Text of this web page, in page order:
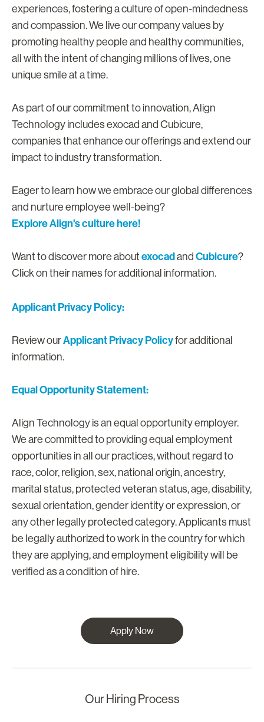
experiences, fostering a culture of open-mindedness
and compassion. We live our company values by
promoting healthy people and healthy communities,
all with the intent of changing millions of lives, one
unique smile at a time.
As part of our commitment to innovation, Align
Technology includes exocad and Cubicure,
companies that enhance our offerings and extend our
impact to industry transformation.
Eager to learn how we embrace our global differences
and nurture employee well-being?
Explore Align's culture here!
Want to discover more about exocadand Cubicure?
Click on their names for additional information.
Applicant Privacy Policy:
Review ourApplicant Privacy Policyfor additional
information.
Equal Opportunity Statement:
Align Technology is an equal opportunity employer.
We are committed to providing equal employment
opportunities in all our practices, without regard to
race, color, religion, sex, national origin, ancestry,
marital status, protected veteran status, age, disability,
sexual orientation, gender identity or expression, or
any other legally protected category. Applicants must
be legally authorized to work in the country for which
they are applying, and employment eligibility will be
verified as a condition of hire.
Apply Now
Our Hiring Process